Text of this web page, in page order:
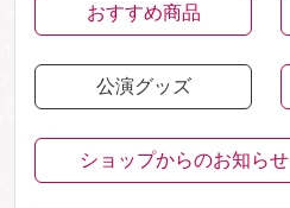
おすすめ商品
公演グッズ
ショップからのお知らせ